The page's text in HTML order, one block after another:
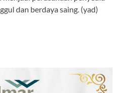
dan berdaya saing. (yad)